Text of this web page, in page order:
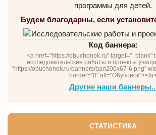
программы для детей.
Будем благодарны, если
Код баннера:
<a href="https://obuchonok.ru" target="_blank"
исследовательские работы и проекты
"https://obuchonok.ru/banners/ban200x67-6.png"
border="0" alt="Обучонок"></
Другие наши
СТАТИСТИКА